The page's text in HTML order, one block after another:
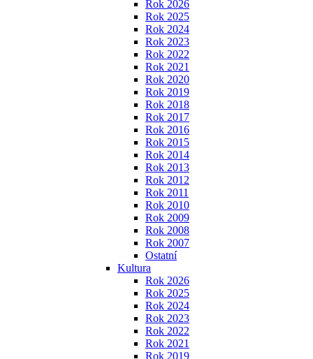
Rok 2026
Rok 2025
Rok 2024
Rok 2023
Rok 2022
Rok 2021
Rok 2020
Rok 2019
Rok 2018
Rok 2017
Rok 2016
Rok 2015
Rok 2014
Rok 2013
Rok 2012
Rok 2011
Rok 2010
Rok 2009
Rok 2008
Rok 2007
Ostatní
Kultura
Rok 2026
Rok 2025
Rok 2024
Rok 2023
Rok 2022
Rok 2021
Rok 2019